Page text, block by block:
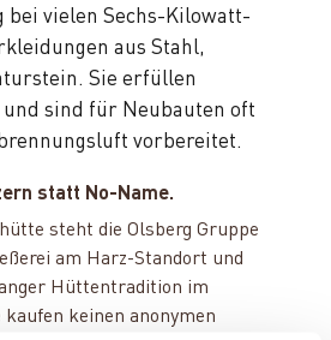
bei vielen Sechs-Kilowatt-
aus Stahl,
Sie erfüllen
und sind für Neubauten oft
vorbereitet.
statt No-Name.
steht die Olsberg Gruppe
am Harz-Standort und
Hüttentradition im
kaufen keinen anonymen